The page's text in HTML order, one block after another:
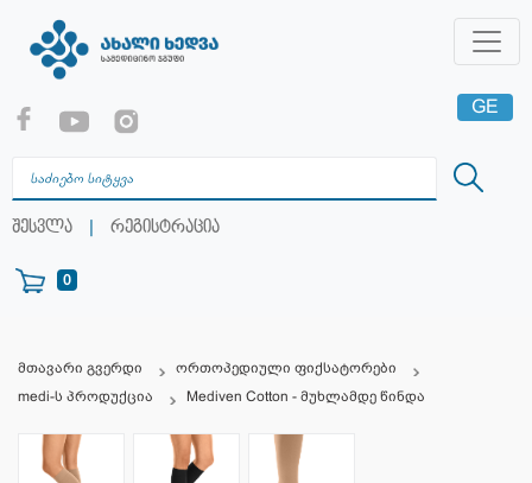
შესვლა | რეგისტრაცია
0
GE
RU
მთავარი გვერდი
ორთოპედიული ფიქსატორები
medi-ს პროდუქცია
Mediven Cotton - მუხლამდე წინდა